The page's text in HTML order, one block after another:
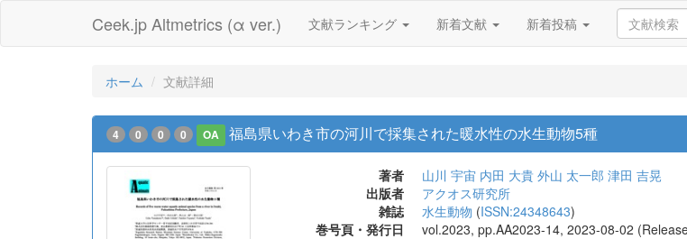
Ceek.jp Altmetrics (α ver.) 文献ランキング 新着文献 新着投稿
ホーム 文献詳細
4 0 0 0 OA 福島県いわき市の河川で採集された暖水性の水生動物5種
著者 山川 宇宙 内田 大貴 外山 太一郎 津田 吉晃
出版者
アクオス研究所
雑誌
水生動物 (ISSN:24348643)
巻号頁・発行日
vol.2023, pp.AA2023-14, 2023-08-02